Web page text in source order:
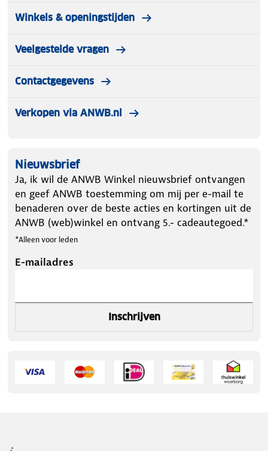
Winkels & openingstijden
Veelgestelde vragen
Contactgegevens
Verkopen via ANWB.nl
Nieuwsbrief
Ja, ik wil de ANWB Winkel nieuwsbrief ontvangen
en geef ANWB toestemming om mij per e-mail te
benaderen over de beste acties en kortingen uit de
ANWB (web)winkel en ontvang 5.- cadeautegoed.*
*Alleen voor leden
E-mailadres
Inschrijven